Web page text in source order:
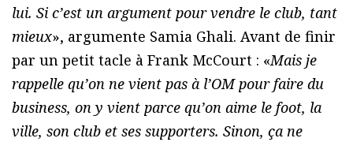
lui. Si c’est un argument pour vendre le club, tant
mieux», argumente Samia Ghali. Avant de finir
par un petit tacle à Frank McCourt : «Mais je
rappelle qu’on ne vient pas à l’OM pour faire du
business, on y vient parce qu’on aime le foot, la
ville, son club et ses supporters. Sinon, ça ne